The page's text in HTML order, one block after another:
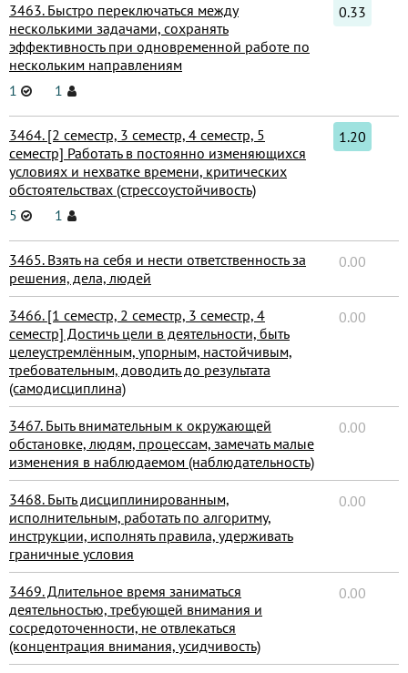
3463. Быстро переключаться между
несколькими задачами, сохранять
эффективность при одновременной работе по
нескольким направлениям
1
1
0.33
3464. [2 семестр, 3 семестр, 4 семестр, 5
семестр] Работать в постоянно изменяющихся
условиях и нехватке времени, критических
обстоятельствах (стрессоустойчивость)
5
1
1.20
3465. Взять на себя и нести ответственность за
решения, дела, людей
0.00
3466. [1 семестр, 2 семестр, 3 семестр, 4
семестр] Достичь цели в деятельности, быть
целеустремлённым, упорным, настойчивым,
требовательным, доводить до результата
(самодисциплина)
0.00
3467. Быть внимательным к окружающей
обстановке, людям, процессам, замечать малые
изменения в наблюдаемом (наблюдательность)
0.00
3468. Быть дисциплинированным,
исполнительным, работать по алгоритму,
инструкции, исполнять правила, удерживать
граничные условия
0.00
3469. Длительное время заниматься
деятельностью, требующей внимания и
сосредоточенности, не отвлекаться
(концентрация внимания, усидчивость)
0.00